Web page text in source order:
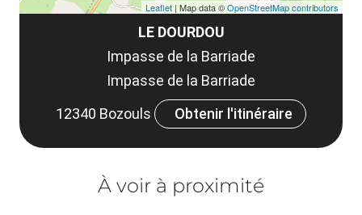
LE DOURDOU
Impasse de la Barriade
Impasse de la Barriade
12340 Bozouls
Obtenir l'itinéraire
Leaflet | Map data ©OpenStreetMap contributors
À voir à proximité